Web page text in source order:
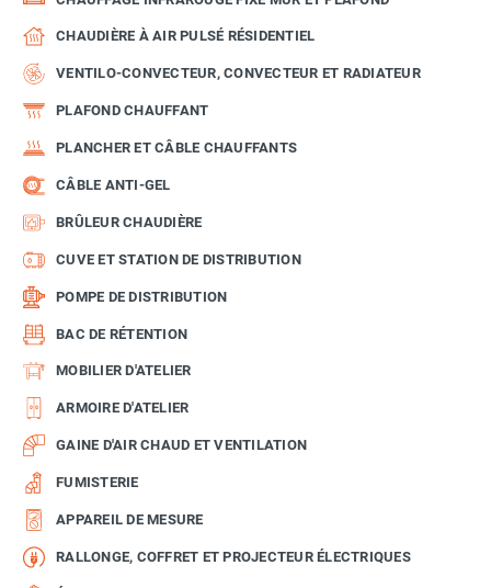
CHAUDIÈRE À AIR PULSÉ RÉSIDENTIEL
VENTILO-CONVECTEUR, CONVECTEUR ET RADIATEUR
PLAFOND CHAUFFANT
PLANCHER ET CÂBLE CHAUFFANTS
CÂBLE ANTI-GEL
BRÛLEUR CHAUDIÈRE
CUVE ET STATION DE DISTRIBUTION
POMPE DE DISTRIBUTION
BAC DE RÉTENTION
MOBILIER D'ATELIER
ARMOIRE D'ATELIER
GAINE D'AIR CHAUD ET VENTILATION
FUMISTERIE
APPAREIL DE MESURE
RALLONGE, COFFRET ET PROJECTEUR ÉLECTRIQUES